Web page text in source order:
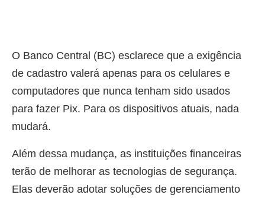
O Banco Central (BC) esclarece que a exigência
de cadastro valerá apenas para os celulares e
computadores que nunca tenham sido usados
para fazer Pix. Para os dispositivos atuais, nada
mudará.
Além dessa mudança, as instituições financeiras
terão de melhorar as tecnologias de segurança.
Elas deverão adotar soluções de gerenciamento